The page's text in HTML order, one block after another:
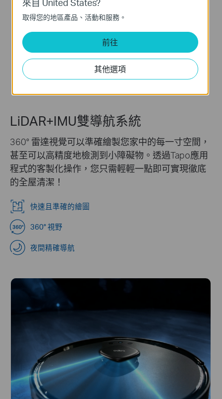
LiDAR+IMU雙導航系統
360° 雷達視覺可以準確繪製您家中的每一寸空間，
甚至可以高精度地檢測到小障礙物。透過Tapo應用
程式的客製化操作，您只需輕輕一點即可實現徹底
的全屋清潔！
快速且準確的繪圖
360° 視野
夜間精確導航
取得您的地區產品、活動和服務。
前往
其他選項